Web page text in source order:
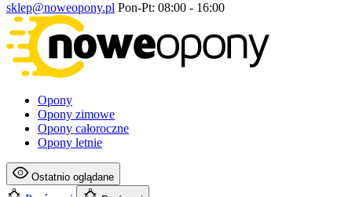
sklep@noweopony.pl Pon-Pt: 08:00 - 16:00
Opony
Opony zimowe
Opony całoroczne
Opony letnie
Ostatnio oglądane